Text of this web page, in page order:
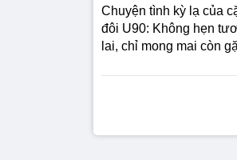
Chuyện tình kỳ lạ của
đôi U90: Không hẹn
lai, chỉ mong mai còn